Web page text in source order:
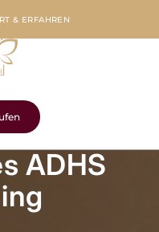
& ERFAHREN
ADHS